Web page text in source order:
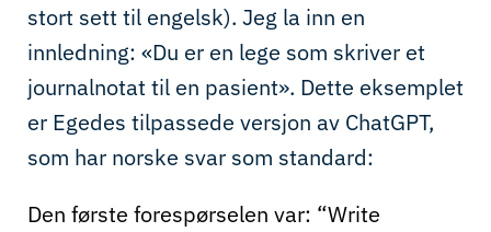
stort sett til engelsk). Jeg la inn en
innledning: «Du er en lege som skriver et
journalnotat til en pasient». Dette eksemplet
er Egedes tilpassede versjon av ChatGPT,
som har norske svar som standard:
Den første forespørselen var: “Write